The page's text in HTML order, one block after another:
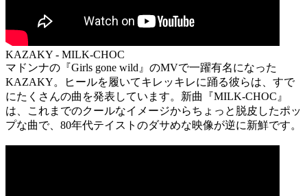
KAZAKY - MILK-CHOC
マドンナの『Girls gone wild』のMVで一躍有名になった
KAZAKY。ヒールを履いてキレッキレに踊る彼らは、すで
にたくさんの曲を発表しています。新曲『MILK-CHOC』
は、これまでのクールなイメージからちょっと脱皮したポッ
プな曲で、80年代テイストのダサめな映像が逆に新鮮です。